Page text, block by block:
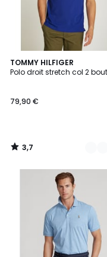
TOMMY HILFIGER
Polo droit stretch col 2
79,90 €
3,7
/ 5
5
Couleurs
3,7
/